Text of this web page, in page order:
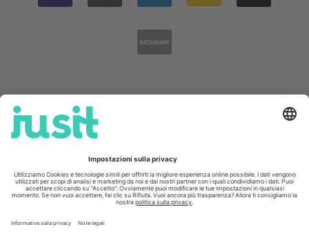
Lunedì - venerdì, ore 08 - 18
Sabato ore 08.30 - 15.30